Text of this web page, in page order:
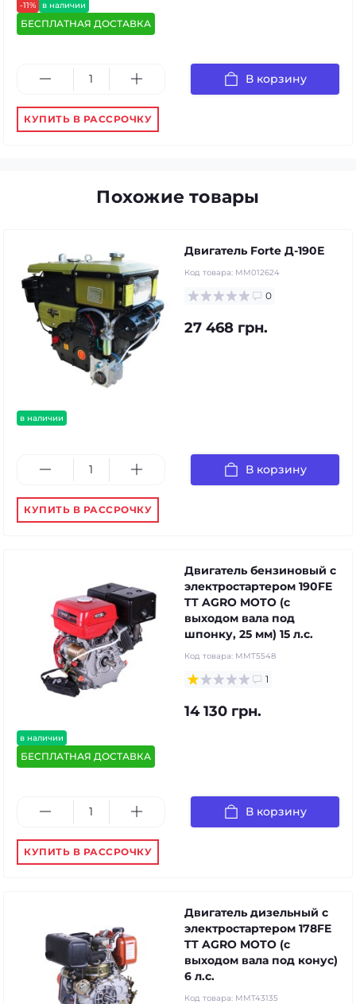
-11% в наличии
БЕСПЛАТНАЯ ДОСТАВКА
В корзину
КУПИТЬ В РАССРОЧКУ
Похожие товары
в наличии
Двигатель Forte Д-190Е
Код товара: MM012624
0
27 468 грн.
В корзину
КУПИТЬ В РАССРОЧКУ
в наличии
БЕСПЛАТНАЯ ДОСТАВКА
Двигатель бензиновый с
электростартером 190FE
TT AGRO MOTO (с
выходом вала под
шпонку, 25 мм) 15 л.с.
Код товара: MMT5548
1
14 130 грн.
В корзину
КУПИТЬ В РАССРОЧКУ
Двигатель дизельный с
электростартером 178FE
TT AGRO MOTO (с
выходом вала под конус)
6 л.с.
Код товара: MMT43135